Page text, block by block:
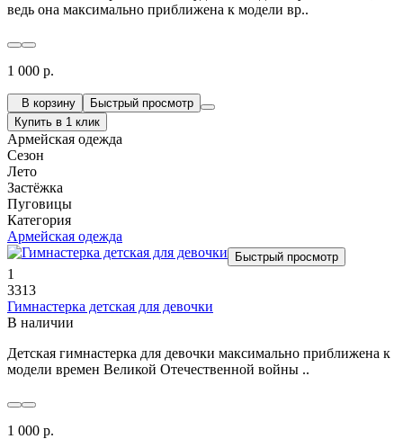
ведь она максимально приближена к модели вр..
1 000 р.
В корзину
Быстрый просмотр
Купить в 1 клик
Армейская одежда
Сезон
Лето
Застёжка
Пуговицы
Категория
Армейская одежда
Быстрый просмотр
1
3313
Гимнастерка детская для девочки
В наличии
Детская гимнастерка для девочки максимально приближена к
модели времен Великой Отечественной войны ..
1 000 р.